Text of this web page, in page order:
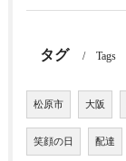
タグ Tags
松原市 大阪
笑顔の日 配達